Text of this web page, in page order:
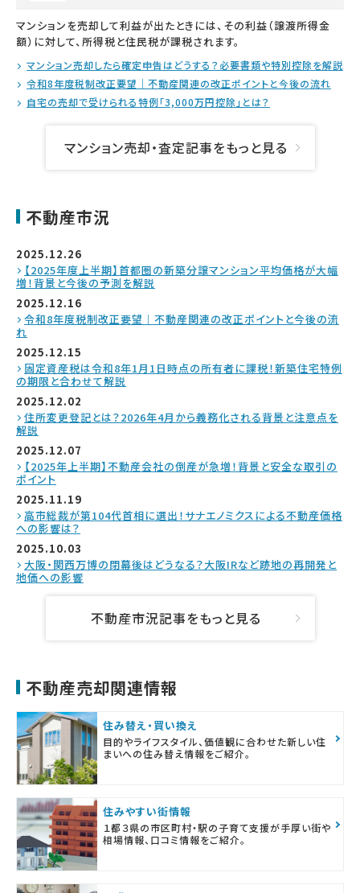
マンションを売却して利益が出たときには、その利益（譲渡所得金
額）に対して、所得税と住民税が課税されます。
マンション売却したら確定申告はどうする？必要書類や特別控除を解説
令和8年度税制改正要望｜不動産関連の改正ポイントと今後の流れ
自宅の売却で受けられる特例「3,000万円控除」とは？
マンション売却・査定記事をもっと見る
不動産市況
2025.12.26
【2025年度上半期】首都圏の新築分譲マンション平均価格が大幅
増！背景と今後の予測を解説
2025.12.16
令和8年度税制改正要望｜不動産関連の改正ポイントと今後の流
れ
2025.12.15
固定資産税は令和8年1月1日時点の所有者に課税！新築住宅特例
の期限と合わせて解説
2025.12.02
住所変更登記とは？2026年4月から義務化される背景と注意点を
解説
2025.12.07
【2025年上半期】不動産会社の倒産が急増！背景と安全な取引の
ポイント
2025.11.19
高市総裁が第104代首相に選出！サナエノミクスによる不動産価格
への影響は？
2025.10.03
大阪・関西万博の閉幕後はどうなる？大阪IRなど跡地の再開発と
地価への影響
不動産市況記事をもっと見る
不動産売却関連情報
住み替え・買い換え
目的やライフスタイル、価値観に合わせた新しい住
まいへの住み替え情報をご紹介。
住みやすい街情報
１都３県の市区町村・駅の子育て支援が手厚い街や
相場情報、口コミ情報をご紹介。